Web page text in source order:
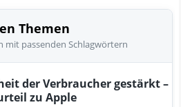
Themen
mit passenden Schlagwörtern
der Verbraucher gestärkt –
zu Apple